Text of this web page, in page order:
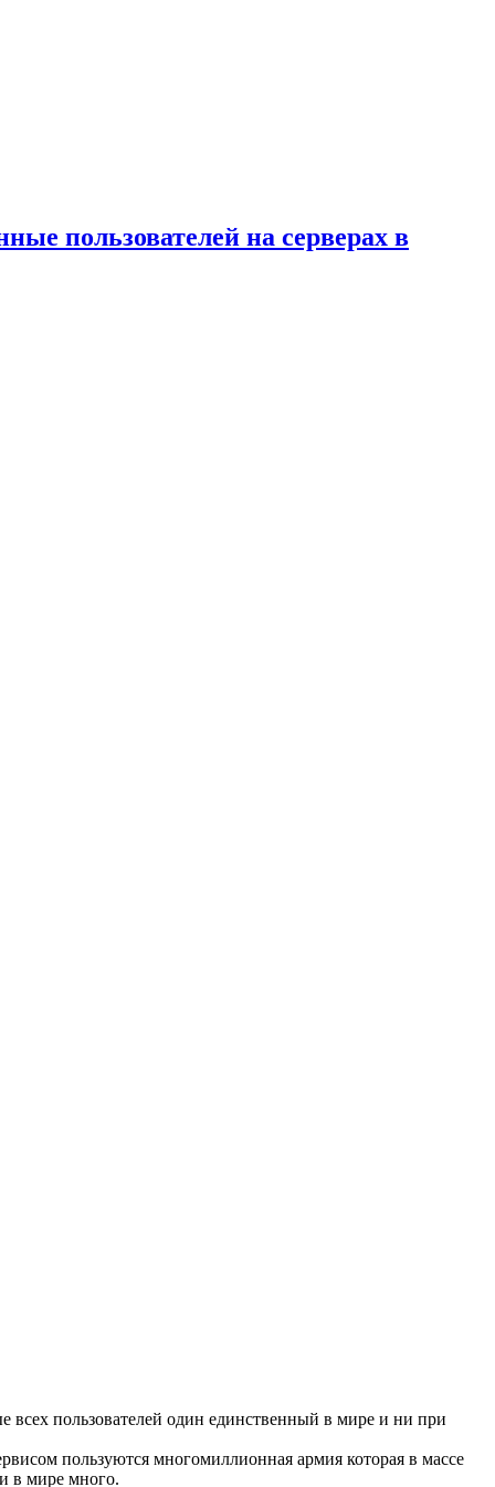
пользователей на серверах в
всех пользователей один единственный в мире и ни при
пользуются многомиллионная армия которая в массе
в мире много.